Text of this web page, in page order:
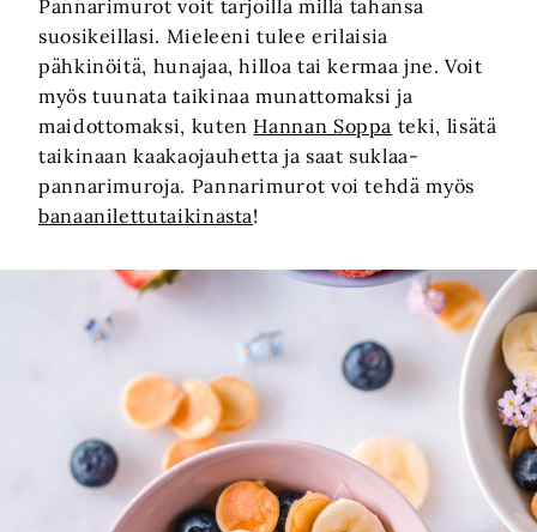
Pannarimurot voit tarjoilla millä tahansa
suosikeillasi. Mieleeni tulee erilaisia
pähkinöitä, hunajaa, hilloa tai kermaa jne. Voit
myös tuunata taikinaa munattomaksi ja
maidottomaksi, kuten Hannan Soppa teki, lisätä
taikinaan kaakaojauhetta ja saat suklaa-
pannarimuroja. Pannarimurot voi tehdä myös
banaanilettutaikinasta!